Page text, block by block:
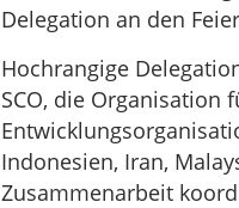
Delegation an den
Hochrangige
SCO, die Organisation
Indonesien, Iran,
Zusammenarbeit